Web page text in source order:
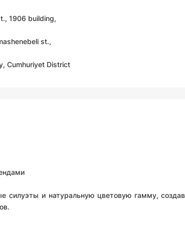
1906 building,
st.,
Cumhuriyet District
силуэты и натуральную цветовую гамму,